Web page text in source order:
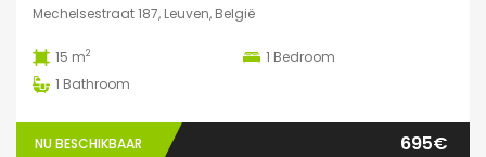
Mechelsestraat 187, Leuven, België
15 m2 1 Bedroom
1 Bathroom
NU BESCHIKBAAR 695€